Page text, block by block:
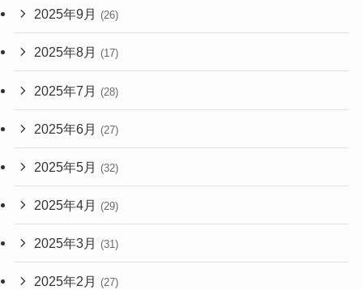
2025年9月 (26)
2025年8月 (17)
2025年7月 (28)
2025年6月 (27)
2025年5月 (32)
2025年4月 (29)
2025年3月 (31)
2025年2月 (27)